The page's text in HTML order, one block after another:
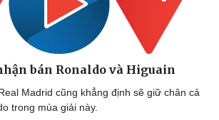
bán Ronaldo và Higuain
Madrid cũng khẳng định sẽ giữ chân cả
trong mùa giải này.